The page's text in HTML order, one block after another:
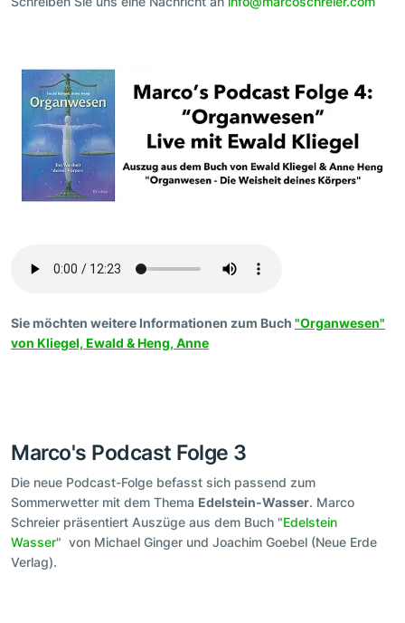
Sie möchten weitere Informationen zum Buch "Organwesen"
von Kliegel, Ewald & Heng, Anne
Marco's Podcast Folge 3
Die neue Podcast-Folge befasst sich passend zum
Sommerwetter mit dem Thema Edelstein-Wasser. Marco
Schreier präsentiert Auszüge aus dem Buch "Edelstein
Wasser" von Michael Ginger und Joachim Goebel (Neue Erde
Verlag).